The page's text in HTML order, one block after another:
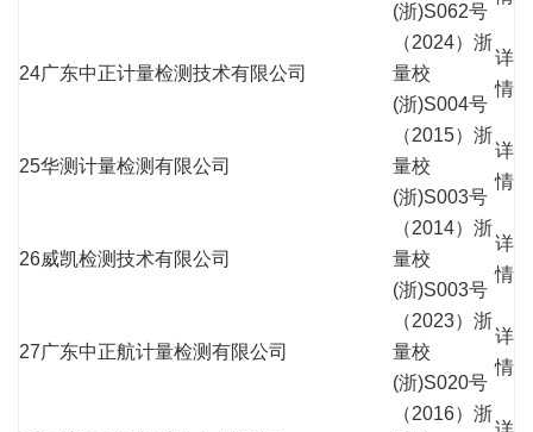
(浙)S062号
24广东中正计量检测技术有限公司
（2024）浙
量校
(浙)S004号
详
情
25华测计量检测有限公司
（2015）浙
量校
(浙)S003号
详
情
26威凯检测技术有限公司
（2014）浙
量校
(浙)S003号
详
情
27广东中正航计量检测有限公司
（2023）浙
量校
(浙)S020号
详
情
（2016）浙